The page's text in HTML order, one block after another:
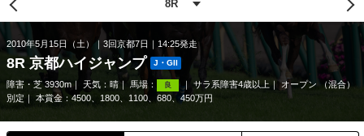
2010年5月15日（土） 3回京都7日 14:25発走
8R 京都ハイジャンプ J・GII
障害・芝 3930m 天気： 晴 馬場： 良 サラ系障害4歳以上
オープン （混合）
別定
本賞金：4500、1800、1100、680、450万円